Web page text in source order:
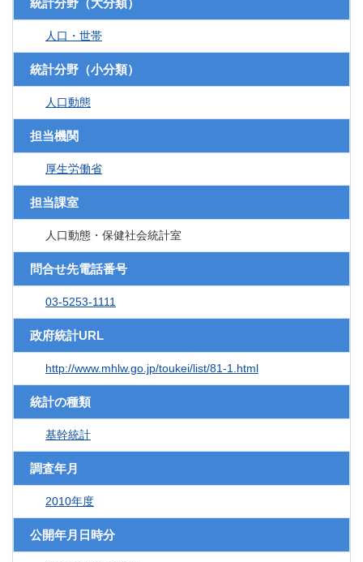
統計分野（大分類）
人口・世帯
統計分野（小分類）
人口動態
担当機関
厚生労働省
担当課室
人口動態・保健社会統計室
問合せ先電話番号
03-5253-1111
政府統計URL
http://www.mhlw.go.jp/toukei/list/81-1.html
統計の種類
基幹統計
調査年月
2010年度
公開年月日時分